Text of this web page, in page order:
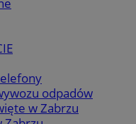
odpadów
w Zabrzu